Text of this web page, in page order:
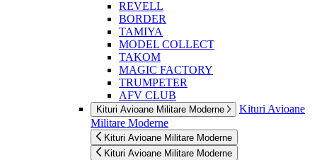
REVELL
BORDER
TAMIYA
MODEL COLLECT
TAKOM
MAGIC FACTORY
TRUMPETER
AFV CLUB
Kituri Avioane Militare Moderne
Kituri Avioane
Militare Moderne
Kituri Avioane Militare Moderne
Kituri Avioane Militare Moderne